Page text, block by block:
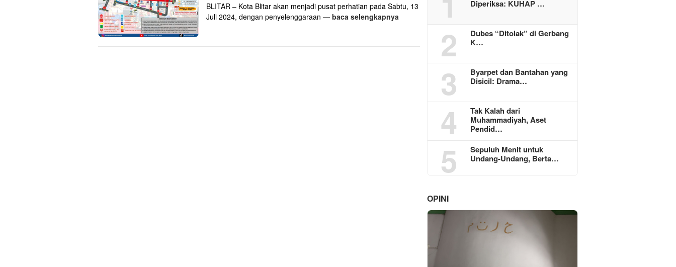
BLITAR – Kota Blitar akan menjadi pusat perhatian pada Sabtu, 13
Juli 2024, dengan penyelenggaraan — baca selengkapnya
Diperiksa: KUHAP …
2
Dubes “Ditolak” di Gerbang
K…
3
Byarpet dan Bantahan yang
Disicil: Drama…
4
Tak Kalah dari
Muhammadiyah, Aset
Pendid…
5
Sepuluh Menit untuk
Undang-Undang, Berta…
OPINI